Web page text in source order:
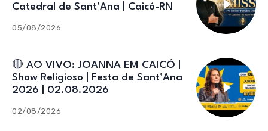
Catedral de Sant’Ana | Caicó-RN
05/08/2026
🔴 AO VIVO: JOANNA EM CAICÓ |
Show Religioso | Festa de Sant’Ana
2026 | 02.08.2026
02/08/2026